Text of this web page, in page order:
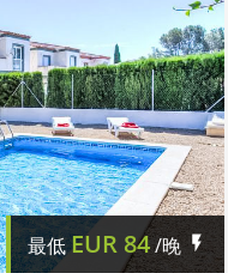
最低EUR 84/晚